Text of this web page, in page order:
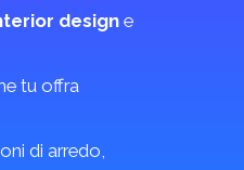
designe
tu offra
di arredo,